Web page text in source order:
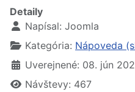
Detaily
Napísal: Joomla
Kategória: Nápoveda
Uverejnené: 08. jún
Návštevy: 467